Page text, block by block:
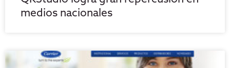
medios nacionales